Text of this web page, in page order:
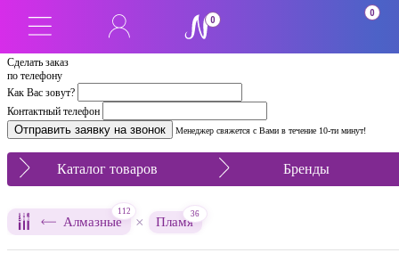
Сделать заказ
по телефону
Как Вас зовут?
Контактный телефон
Менеджер свяжется с Вами в течение 10-ти минут!
0
0
Каталог товаров Бренды
Алмазные
112
× Пламя
36